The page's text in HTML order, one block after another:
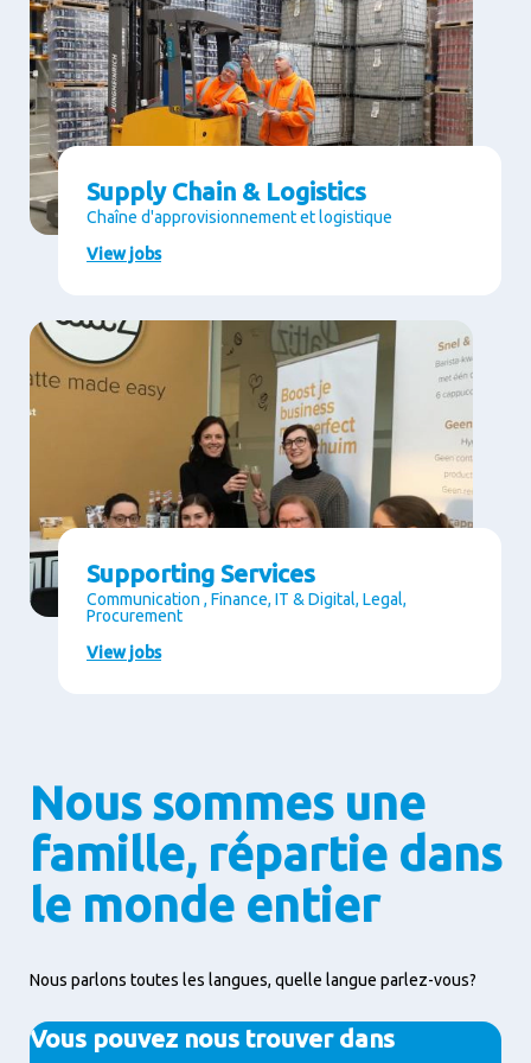
Supply Chain & Logistics
Chaîne d'approvisionnement et logistique
View jobs
Supporting Services
Communication , Finance, IT & Digital, Legal,
Procurement
View jobs
Nous sommes une
famille, répartie dans
le monde entier
Nous parlons toutes les langues, quelle langue parlez-vous?
Vous pouvez nous trouver dans